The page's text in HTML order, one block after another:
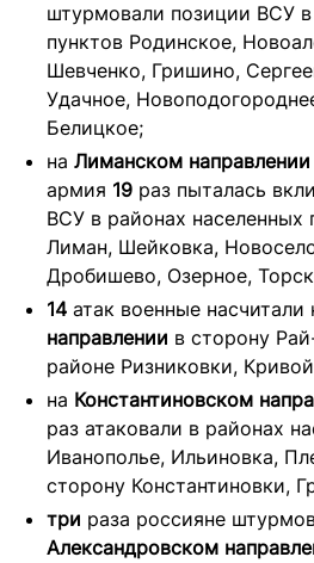
штурмовали позиции ВСУ
пунктов Родинское,
Шевченко, Гришино,
Удачное,
Белицкое;
на Лиманском направлении
армия 19 раз пыталась
ВСУ в районах населенных
Лиман, Шейковка,
Дробишево, Озерное,
14 атак военные насчитали
направлении в сторону
районе Ризниковки,
на Константиновском
раз атаковали в районах
Иванополье, Ильиновка,
сторону Константиновки,
три раза россияне
Александровском